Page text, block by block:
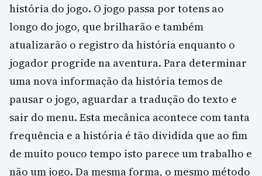
história do jogo. O jogo passa por totens ao
longo do jogo, que brilharão e também
atualizarão o registro da história enquanto o
jogador progride na aventura. Para determinar
uma nova informação da história temos de
pausar o jogo, aguardar a tradução do texto e
sair do menu. Esta mecânica acontece com tanta
frequência e a história é tão dividida que ao fim
de muito pouco tempo isto parece um trabalho e
não um jogo. Da mesma forma, o mesmo método